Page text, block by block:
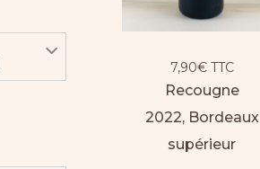
7,90€ TTC
Recougne
2022, Bordeaux
supérieur